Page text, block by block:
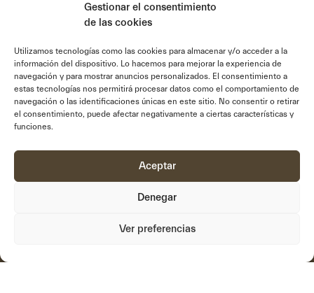
Gestionar el consentimiento
de las cookies
Utilizamos tecnologías como las cookies para almacenar y/o acceder a la
información del dispositivo. Lo hacemos para mejorar la experiencia de
navegación y para mostrar anuncios personalizados. El consentimiento a
estas tecnologías nos permitirá procesar datos como el comportamiento de
navegación o las identificaciones únicas en este sitio. No consentir o retirar
el consentimiento, puede afectar negativamente a ciertas características y
funciones.
Aceptar
Denegar
Ver preferencias